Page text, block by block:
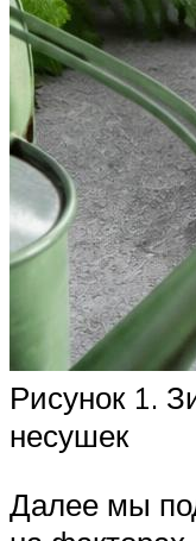
Рисунок 1.
несушек
Далее мы